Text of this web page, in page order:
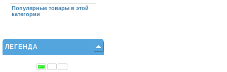
Популярные товары в этой
категории
ЛЕГЕНДА